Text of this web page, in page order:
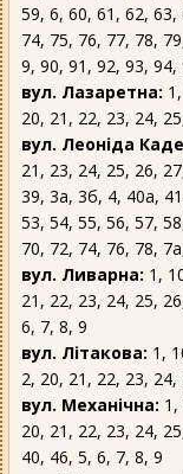
59, 6, 60, 61, 62,
74, 75, 76, 77, 78,
9, 90, 91, 92, 93, 94,
вул. Лазаретна:
20, 21, 22, 23, 24,
вул. Леоніда
21, 23, 24, 25, 26,
39, 3а, 3б, 4, 40а,
53, 54, 55, 56, 57,
70, 72, 74, 76, 78,
вул. Ливарна: 1,
21, 22, 23, 24, 25,
6, 7, 8, 9
вул. Літакова: 1,
2, 20, 21, 22, 23,
вул. Механічна:
20, 21, 22, 23, 24,
40, 46, 5, 6, 7, 8, 9